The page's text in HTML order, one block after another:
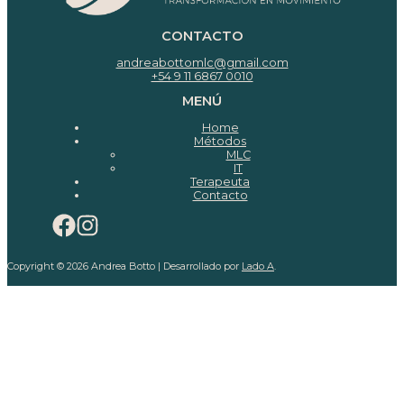
CONTACTO
andreabottomlc@gmail.com
+54 9 11 6867 0010
MENÚ
Home
Métodos
MLC
IT
Terapeuta
Contacto
Copyright © 2026 Andrea Botto | Desarrollado por Lado A